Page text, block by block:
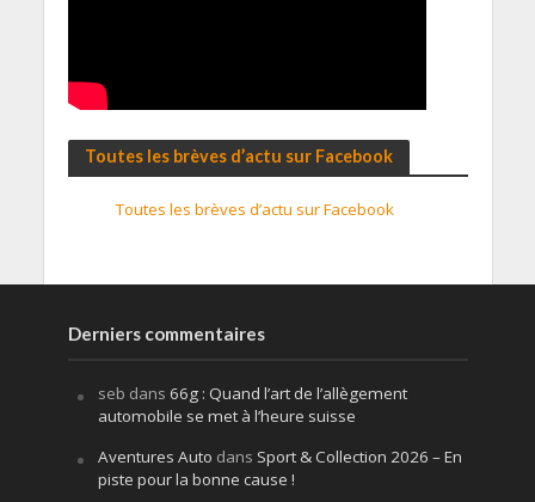
Toutes les brèves d’actu sur Facebook
Toutes les brèves d’actu sur Facebook
Derniers commentaires
seb dans 66g : Quand l’art de l’allègement
automobile se met à l’heure suisse
Aventures Auto dans Sport & Collection 2026 – En
piste pour la bonne cause !